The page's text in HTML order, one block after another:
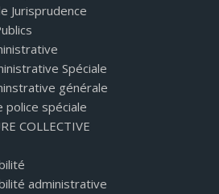
Jurisprudence
Spéciale
générale
police spéciale
COLLECTIVE
administrative